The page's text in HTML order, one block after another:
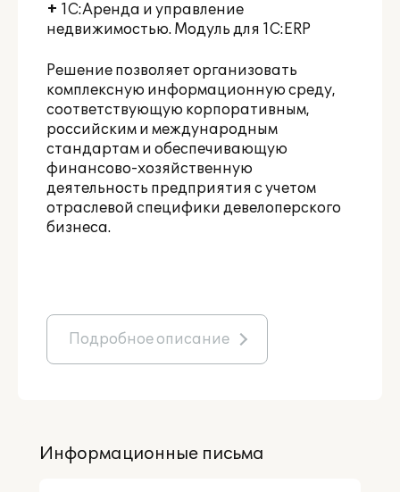
+ 1C:Аренда и управление
недвижимостью. Модуль для 1С:ERP
Решение позволяет организовать
комплексную информационную среду,
соответствующую корпоративным,
российским и международным
стандартам и обеспечивающую
финансово-хозяйственную
деятельность предприятия с учетом
отраслевой специфики девелоперского
бизнеса.
Подробное описание
Информационные письма